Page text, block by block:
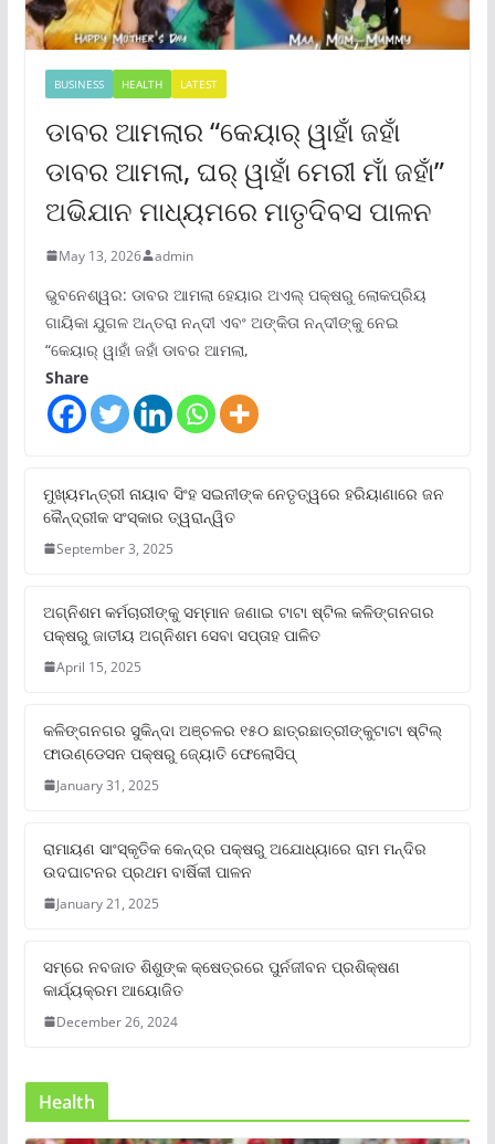
BUSINESS HEALTH LATEST
ଡାବର ଆମଲାର “କେୟାର୍ ୱାହାଁ ଜହାଁ
ଡାବର ଆମଲା, ଘର୍ ୱାହାଁ ମେରୀ ମାଁ ଜହାଁ”
ଅଭିଯାନ ମାଧ୍ୟମରେ ମାତୃଦିବସ ପାଳନ
May 13, 2026 admin
ଭୁବନେଶ୍ୱର: ଡାବର ଆମଲା ହେୟାର ଅଏଲ୍ ପକ୍ଷରୁ ଲୋକପ୍ରିୟ
ଗାୟିକା ଯୁଗଳ ଅନ୍ତରା ନନ୍ଦୀ ଏବଂ ଅଙ୍କିତା ନନ୍ଦୀଙ୍କୁ ନେଇ
“କେୟାର୍ ୱାହାଁ ଜହାଁ ଡାବର ଆମଲା,
Share
ମୁଖ୍ୟମନ୍ତ୍ରୀ ନାୟାବ ସିଂହ ସଇନୀଙ୍କ ନେତୃତ୍ୱରେ ହରିୟାଣାରେ ଜନ
କୈନ୍ଦ୍ରୀକ ସଂସ୍କାର ତ୍ୱରାନ୍ୱିତ
September 3, 2025
ଅଗ୍ନିଶମ କର୍ମଚାରୀଙ୍କୁ ସମ୍ମାନ ଜଣାଇ ଟାଟା ଷ୍ଟିଲ କଳିଙ୍ଗନଗର
ପକ୍ଷରୁ ଜାତୀୟ ଅଗ୍ନିଶମ ସେବା ସପ୍ତାହ ପାଳିତ
April 15, 2025
କଳିଙ୍ଗନଗର ସୁକିନ୍ଦା ଅଞ୍ଚଳର ୧୫୦ ଛାତ୍ରଛାତ୍ରୀଙ୍କୁଟାଟା ଷ୍ଟିଲ୍
ଫାଉଣ୍ଡେସନ ପକ୍ଷରୁ ଜ୍ୟୋତି ଫେଲୋସିପ୍‌
January 31, 2025
ରାମାୟଣ ସାଂସ୍କୃତିକ କେନ୍ଦ୍ର ପକ୍ଷରୁ ଅଯୋଧ୍ୟାରେ ରାମ ମନ୍ଦିର
ଉଦଘାଟନର ପ୍ରଥମ ବାର୍ଷିକୀ ପାଳନ
January 21, 2025
ସମ୍‌ରେ ନବଜାତ ଶିଶୁଙ୍କ କ୍ଷେତ୍ରରେ ପୁର୍ନଜୀବନ ପ୍ରଶିକ୍ଷଣ
କାର୍ଯ୍ୟକ୍ରମ ଆୟୋଜିତ
December 26, 2024
Health